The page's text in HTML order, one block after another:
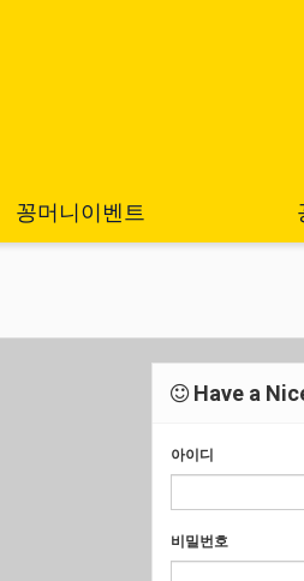
꽁머니이벤트
Have a
아이디
비밀번호